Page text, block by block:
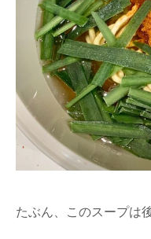
たぶん、このスープは